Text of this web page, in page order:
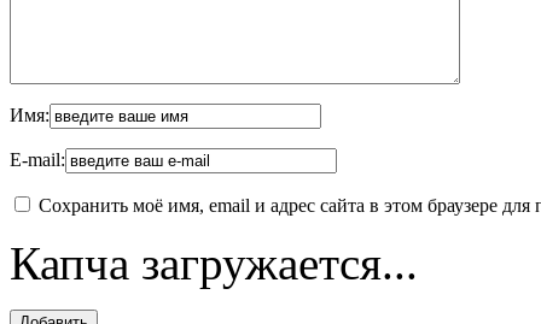
Имя:
E-mail:
Сохранить моё имя, email и адрес сайта в этом браузере
Капча загружается...